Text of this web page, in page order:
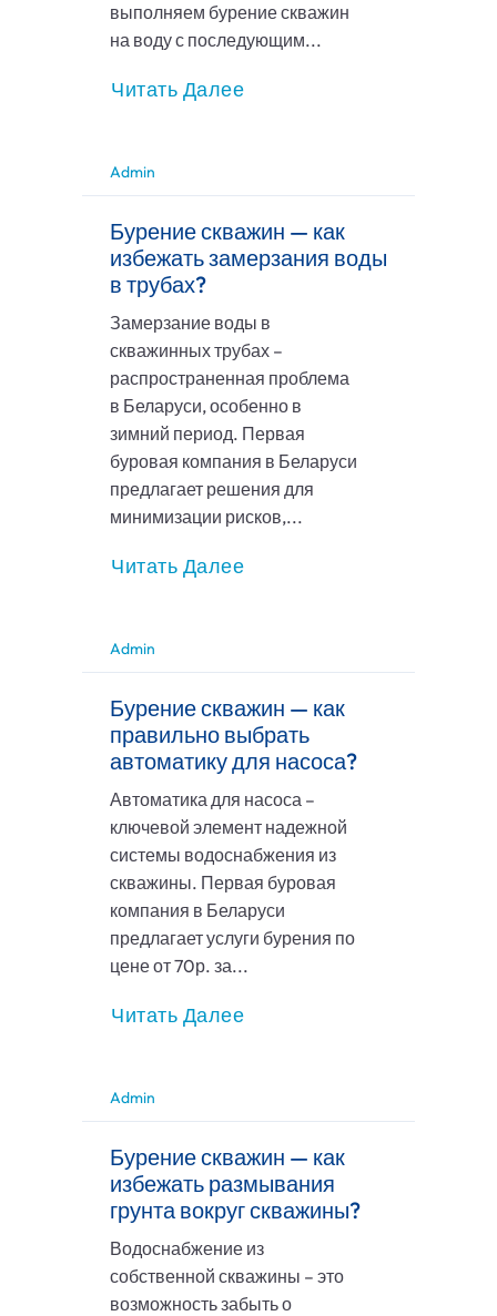
выполняем бурение скважин
на воду с последующим...
Читать Далее
Admin
Бурение скважин — как
избежать замерзания воды
в трубах?
Замерзание воды в
скважинных трубах –
распространенная проблема
в Беларуси, особенно в
зимний период. Первая
буровая компания в Беларуси
предлагает решения для
минимизации рисков,...
Читать Далее
Admin
Бурение скважин — как
правильно выбрать
автоматику для насоса?
Автоматика для насоса –
ключевой элемент надежной
системы водоснабжения из
скважины. Первая буровая
компания в Беларуси
предлагает услуги бурения по
цене от 70р. за...
Читать Далее
Admin
Бурение скважин — как
избежать размывания
грунта вокруг скважины?
Водоснабжение из
собственной скважины – это
возможность забыть о